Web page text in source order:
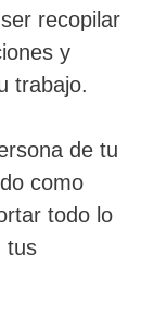
recopilar
y
trabajo.
de tu
como
todo lo
tus